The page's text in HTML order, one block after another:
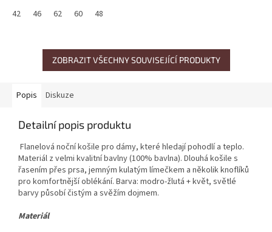
42
46 62 60 48
ZOBRAZIT VŠECHNY SOUVISEJÍCÍ PRODUKTY
Popis Diskuze
Detailní popis produktu
Flanelová noční košile pro dámy, které hledají pohodlí a teplo.
Materiál z velmi kvalitní bavlny (100% bavlna). Dlouhá košile s
řasením přes prsa, jemným kulatým límečkem a několik knoflíků
pro komfortnější oblékání. Barva: modro-žlutá + květ, světlé
barvy působí čistým a svěžím dojmem.
Materiál